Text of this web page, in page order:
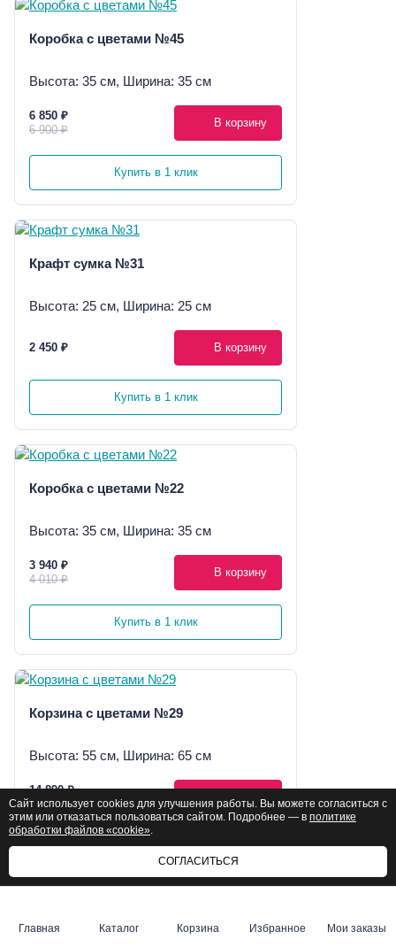
Коробка с цветами №45
Высота: 35 см, Ширина: 35 см
6 850 ₽
6 900 ₽
В корзину
Купить в 1 клик
Крафт сумка №31
Высота: 25 см, Ширина: 25 см
2 450 ₽ В корзину
Купить в 1 клик
Коробка с цветами №22
Высота: 35 см, Ширина: 35 см
3 940 ₽
4 010 ₽
В корзину
Купить в 1 клик
Корзина с цветами №29
Высота: 55 см, Ширина: 65 см
14 890 ₽
20 950 ₽
В корзину
Купить в 1 клик
Главная Каталог Корзина Избранное Мои заказы
Сайт использует cookies для улучшения работы. Вы можете согласиться с
этим или отказаться пользоваться сайтом. Подробнее — в политике
обработки файлов «cookie».
СОГЛАСИТЬСЯ